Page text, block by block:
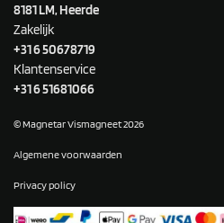
8181 LM, Heerde
Zakelijk
+31 6 50678719
Klantenservice
+31 6 51681066
© Magnetar Vismagneet 2026
Algemene voorwaarden
Privacy policy